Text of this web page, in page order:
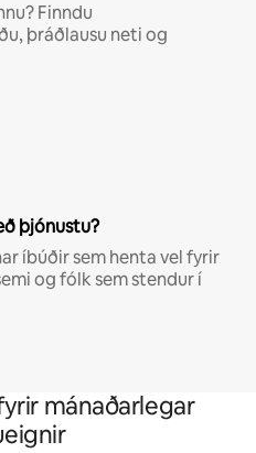
Finndu
þráðlausu neti og
þjónustu?
íbúðir sem henta vel fyrir
og fólk sem stendur í
mánaðarlegar